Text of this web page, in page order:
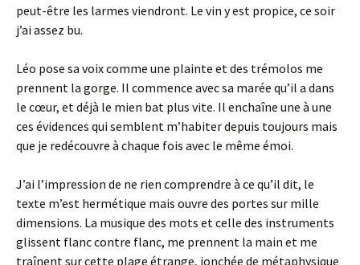
peut-être les larmes viendront. Le vin y est propice, ce soir
j’ai assez bu.
Léo pose sa voix comme une plainte et des trémolos me
prennent la gorge. Il commence avec sa marée qu’il a dans
le cœur, et déjà le mien bat plus vite. Il enchaîne une à une
ces évidences qui semblent m’habiter depuis toujours mais
que je redécouvre à chaque fois avec le même émoi.
J’ai l’impression de ne rien comprendre à ce qu’il dit, le
texte m’est hermétique mais ouvre des portes sur mille
dimensions. La musique des mots et celle des instruments
glissent flanc contre flanc, me prennent la main et me
traînent sur cette plage étrange, jonchée de métaphysique